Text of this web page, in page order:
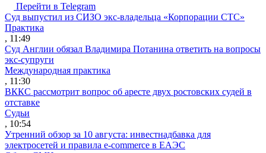
Перейти в Telegram
Суд выпустил из СИЗО экс-владельца «Корпорации СТС»
Практика
, 11:49
Суд Англии обязал Владимира Потанина ответить на вопросы
экс-супруги
Международная практика
, 11:30
ВККС рассмотрит вопрос об аресте двух ростовских судей в
отставке
Судьи
, 10:54
Утренний обзор за 10 августа: инвестнадбавка для
электросетей и правила e-commerce в ЕАЭС